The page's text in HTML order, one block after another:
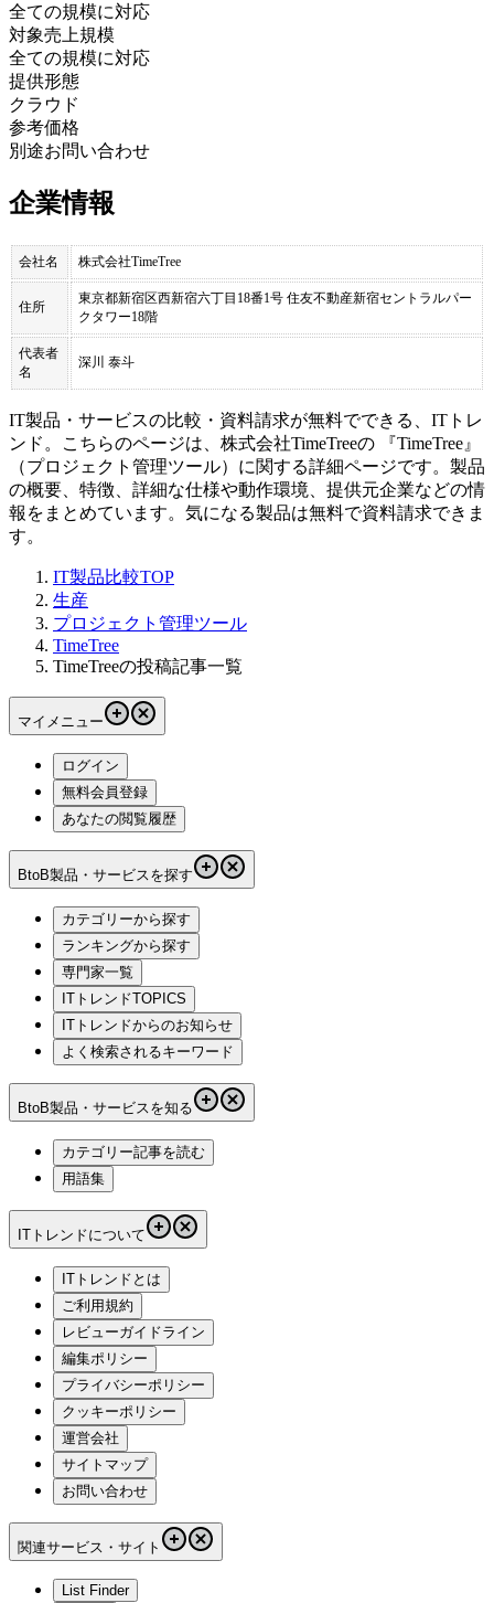
全ての規模に対応
対象売上規模
全ての規模に対応
提供形態
クラウド
参考価格
別途お問い合わせ
企業情報
会社名 株式会社TimeTree
住所
東京都新宿区西新宿六丁目18番1号 住友不動産新宿セントラルパー
クタワー18階
代表者
名
深川 泰斗
IT製品・サービスの比較・資料請求が無料でできる、ITトレ
ンド。こちらのページは、 株式会社TimeTreeの 『TimeTree 』
（プロジェクト管理ツール）に関する詳細ページです。製品
の概要、特徴、詳細な仕様や動作環境、提供元企業などの情
報をまとめています。気になる製品は無料で資料請求できま
す。
IT製品比較TOP
生産
プロジェクト管理ツール
TimeTree
TimeTreeの投稿記事一覧
マイメニュー
ログイン
無料会員登録
あなたの閲覧履歴
BtoB製品・サービスを探す
カテゴリーから探す
ランキングから探す
専門家一覧
ITトレンドTOPICS
ITトレンドからのお知らせ
よく検索されるキーワード
BtoB製品・サービスを知る
カテゴリー記事を読む
用語集
ITトレンドについて
ITトレンドとは
ご利用規約
レビューガイドライン
編集ポリシー
プライバシーポリシー
クッキーポリシー
運営会社
サイトマップ
お問い合わせ
関連サービス・サイト
List Finder